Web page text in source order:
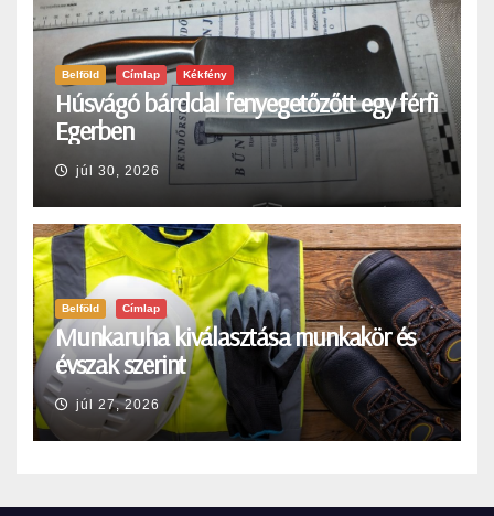
Belföld Címlap Kékfény
Húsvágó bárddal fenyegetőzőtt egy férfi
Egerben
júl 30, 2026
Belföld Címlap
Munkaruha kiválasztása munkakör és
évszak szerint
júl 27, 2026